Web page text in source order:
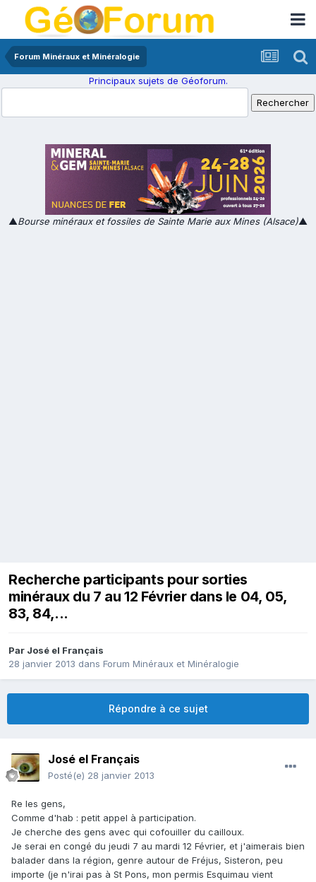
Forum Minéraux et Minéralogie
Principaux sujets de Géoforum.
▲Bourse minéraux et fossiles de Sainte Marie aux Mines (Alsace)▲
Recherche participants pour sorties
minéraux du 7 au 12 Février dans le 04, 05,
83, 84,...
Par José el Français
28 janvier 2013 dans Forum Minéraux et Minéralogie
Répondre à ce sujet
José el Français
Posté(e) 28 janvier 2013
Re les gens,
Comme d'hab : petit appel à participation.
Je cherche des gens avec qui cofouiller du cailloux.
Je serai en congé du jeudi 7 au mardi 12 Février, et j'aimerais bien
balader dans la région, genre autour de Fréjus, Sisteron, peu
importe (je n'irai pas à St Pons, mon permis Esquimau vient